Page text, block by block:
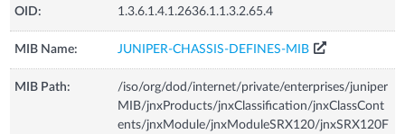
OID: 1.3.6.1.4.1.2636.1.1.3.2.65.4
MIB Name: JUNIPER-CHASSIS-DEFINES-MIB
MIB Path:
/iso/org/dod/internet/private/enterprises/juniper
MIB/jnxProducts/jnxClassification/jnxClassCont
ents/jnxModule/jnxModuleSRX120/jnxSRX120F